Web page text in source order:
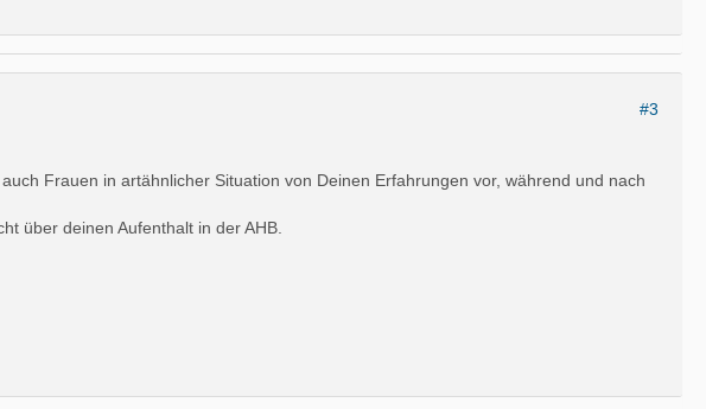
#3
Frauen in artähnlicher Situation von Deinen Erfahrungen vor, während und nach
über deinen Aufenthalt in der AHB.